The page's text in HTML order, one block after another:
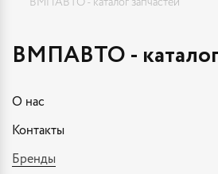
ВМПАВТО - каталог запчастей
ВМПАВТО - каталог
О нас
Контакты
Бренды